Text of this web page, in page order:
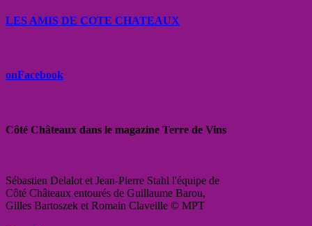
LES AMIS DE COTE CHATEAUX
onFacebook
Côté Châteaux dans le magazine Terre de Vins
Sébastien Delalot et Jean-Pierre Stahl l'équipe de
Côté Châteaux entourés de Guillaume Barou,
Gilles Bartoszek et Romain Claveille © MPT